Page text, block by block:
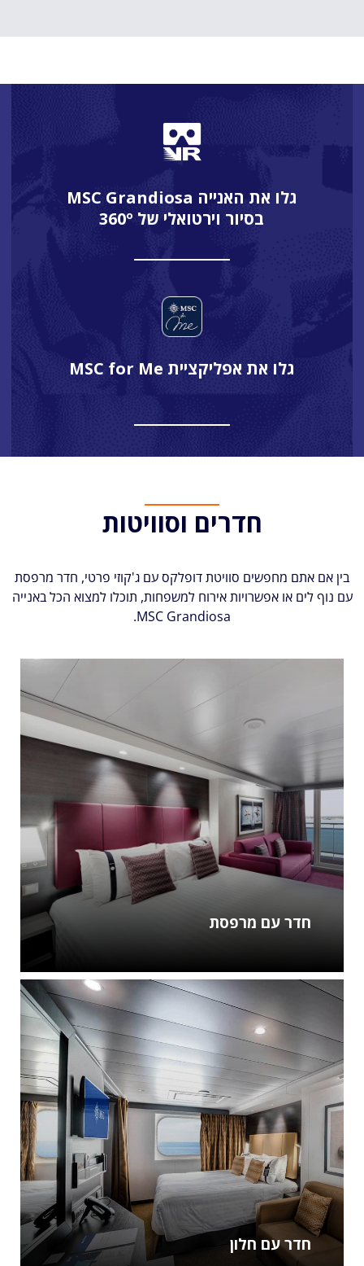
גלו את האנייה MSC Grandiosa
בסיור וירטואלי של 360º
גלו את אפליקציית MSC for Me
חדרים וסוויטות
בין אם אתם מחפשים סוויטת דופלקס עם ג'קוזי פרטי, חדר מרפסת
עם נוף לים או אפשרויות אירוח למשפחות, תוכלו למצוא הכל באנייה
MSC Grandiosa.
חדר עם מרפסת
חדר עם חלון